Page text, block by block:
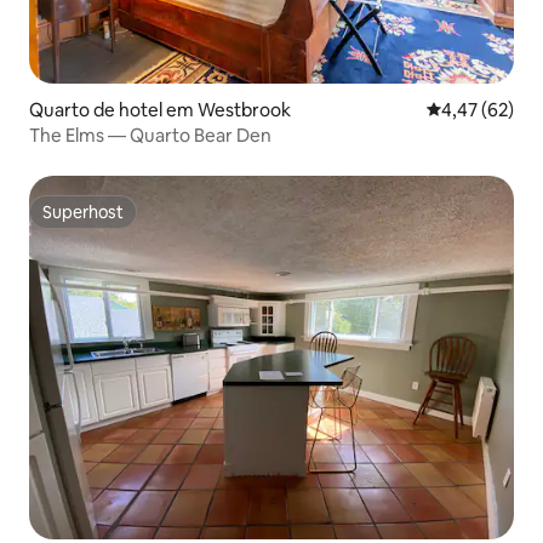
Quarto de hotel em Westbrook Classificação
4,47 (62)
The Elms — Quarto Bear Den
Superhost
Superhost